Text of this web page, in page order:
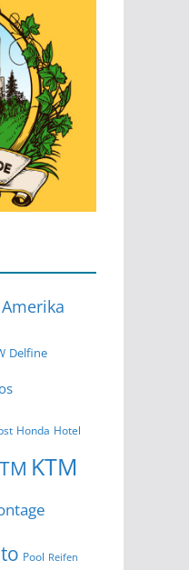
Amerika
Delfine
Honda Hotel
KTM
Pool Reifen